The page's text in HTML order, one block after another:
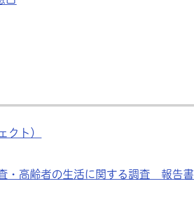
クト）
・高齢者の生活に関する調査 報告書